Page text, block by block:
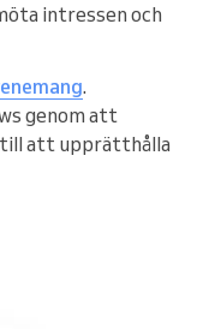
intressen och
.
genom att
till att upprätthålla